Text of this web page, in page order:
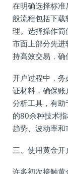
在明确选择标
般流程包括下
理。选择操作简
市面上部分先
持高效交易，确
开户过程中，
证材料，确保
分析工具，有
的80余种技术
趋势、波动率和
三、使用黄金
许多初次接触